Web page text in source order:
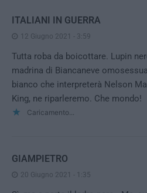
ITALIANI IN GUERRA
12 Giugno 2021 - 3:59
Tutta roba da boicottare. Lupin
madrina di Biancaneve
bianco che interpreterà Nelson
King, ne riparleremo. Che mondo!
Caricamento...
GIAMPIETRO
20 Giugno 2021 - 1:35